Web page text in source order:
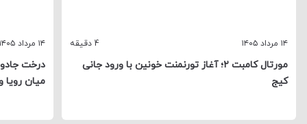
۱۴ مرداد ۱۴۰۵ 4 دقیقه
مورتال کامبت ۲؛ آغاز تورنمنت خونین با ورود جانی
کیج
۱۴ مرداد ۱۴۰۵
درخت
میان رویا